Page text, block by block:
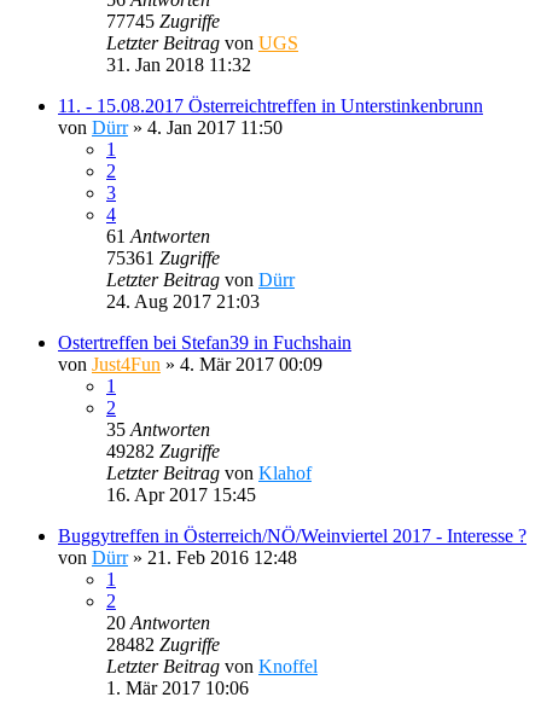
77745 Zugriffe
Letzter Beitrag von UGS
31. Jan 2018 11:32
11. - 15.08.2017 Österreichtreffen in Unterstinkenbrunn
von Dürr» 4. Jan 2017 11:50
1
2
3
4
61 Antworten
75361 Zugriffe
Letzter Beitrag von Dürr
24. Aug 2017 21:03
Ostertreffen bei Stefan39 in Fuchshain
von Just4Fun » 4. Mär 2017 00:09
1
2
35 Antworten
49282 Zugriffe
Letzter Beitrag von Klahof
16. Apr 2017 15:45
Buggytreffen in Österreich/NÖ/Weinviertel 2017 - Interesse ?
von Dürr» 21. Feb 2016 12:48
1
2
20 Antworten
28482 Zugriffe
Letzter Beitrag von Knoffel
1. Mär 2017 10:06